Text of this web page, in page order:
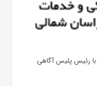
با رئیس پلیس آگاهی